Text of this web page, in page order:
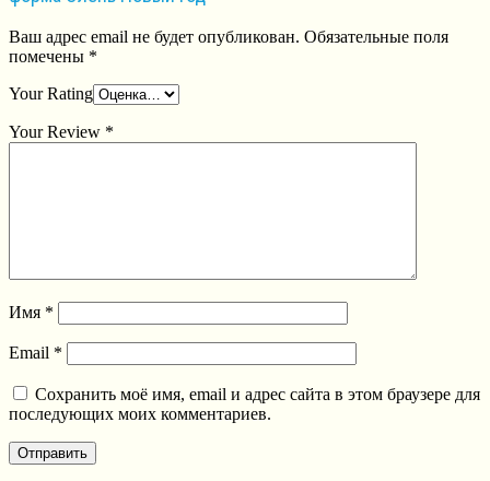
Ваш адрес email не будет опубликован. Обязательные поля
помечены *
Your Rating
Your Review *
Имя *
Email *
Сохранить моё имя, email и адрес сайта в этом браузере для
последующих моих комментариев.